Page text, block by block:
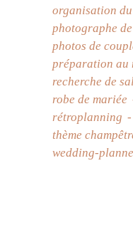
organisation
photographe
photos de
préparation au
recherche de
robe de mariée
rétroplanning
thème
wedding-